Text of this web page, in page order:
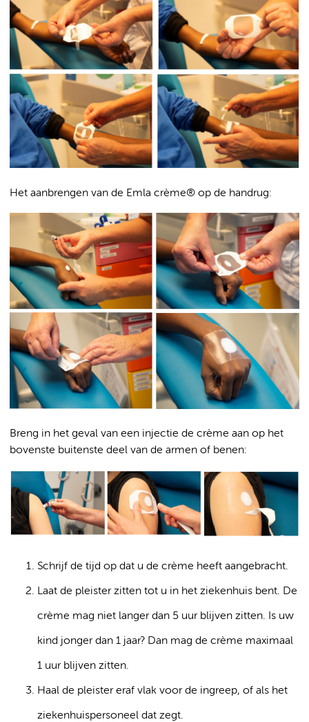
Het aanbrengen van de Emla crème® op de handrug:
Breng in het geval van een injectie de crème aan op het
bovenste buitenste deel van de armen of benen:
Schrijf de tijd op dat u de crème heeft aangebracht.
Laat de pleister zitten tot u in het ziekenhuis bent. De
crème mag niet langer dan 5 uur blijven zitten. Is uw
kind jonger dan 1 jaar? Dan mag de crème maximaal
1 uur blijven zitten.
Haal de pleister eraf vlak voor de ingreep, of als het
ziekenhuispersoneel dat zegt.